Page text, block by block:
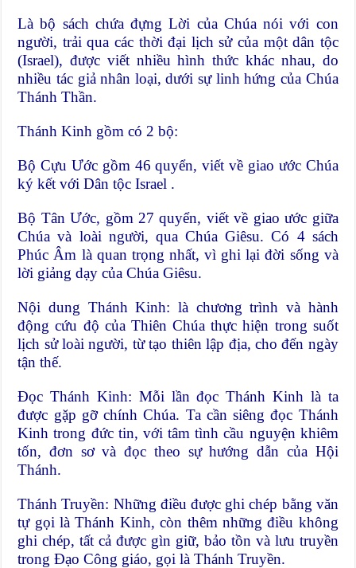
Là bộ sách chứa đựng Lời của Chúa nói với con
người, trải qua các thời đại lịch sử của một dân tộc
(Israel), được viết nhiều hình thức khác nhau, do
nhiều tác giả nhân loại, dưới sự linh hứng của Chúa
Thánh Thần.
Thánh Kinh gồm có 2 bộ:
Bộ Cựu Ước gồm 46 quyển, viết về giao ước Chúa
ký kết với Dân tộc Israel .
Bộ Tân Ước, gồm 27 quyển, viết về giao ước giữa
Chúa và loài người, qua Chúa Giêsu. Có 4 sách
Phúc Âm là quan trọng nhất, vì ghi lại đời sống và
lời giảng dạy của Chúa Giêsu.
Nội dung Thánh Kinh: là chương trình và hành
động cứu độ của Thiên Chúa thực hiện trong suốt
lịch sử loài người, từ tạo thiên lập địa, cho đến ngày
tận thế.
Đọc Thánh Kinh: Mỗi lần đọc Thánh Kinh là ta
được gặp gỡ chính Chúa. Ta cần siêng đọc Thánh
Kinh trong đức tin, với tâm tình cầu nguyện khiêm
tốn, đơn sơ và đọc theo sự hướng dẫn của Hội
Thánh.
Thánh Truyền: Những điều được ghi chép bằng văn
tự gọi là Thánh Kinh, còn thêm những điều không
ghi chép, tất cả được gìn giữ, bảo tồn và lưu truyền
trong Đạo Công giáo, gọi là Thánh Truyền.